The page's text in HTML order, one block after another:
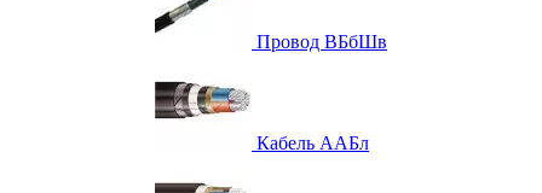
Провод ВБбШв
Кабель ААБл